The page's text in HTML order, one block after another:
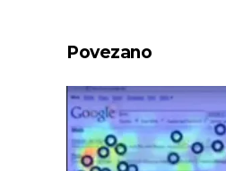
Povezano